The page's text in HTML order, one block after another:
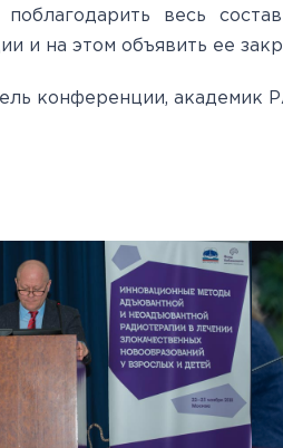
поблагодарить весь
и на этом объявить ее
конференции, академик